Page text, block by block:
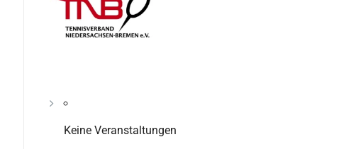
Keine Veranstaltungen